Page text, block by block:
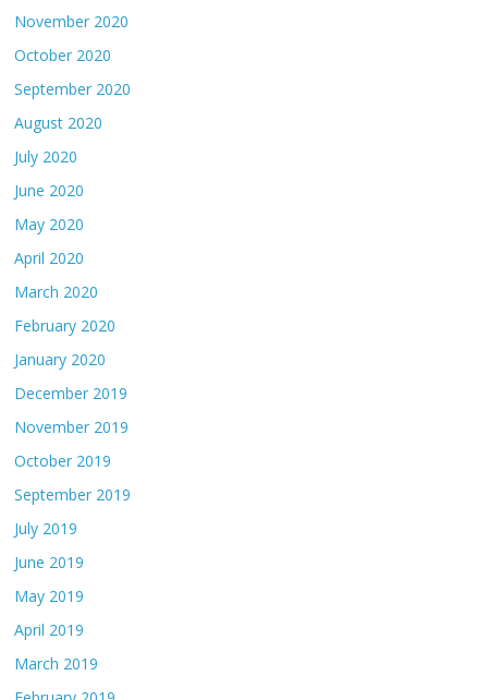
November 2020
October 2020
September 2020
August 2020
July 2020
June 2020
May 2020
April 2020
March 2020
February 2020
January 2020
December 2019
November 2019
October 2019
September 2019
July 2019
June 2019
May 2019
April 2019
March 2019